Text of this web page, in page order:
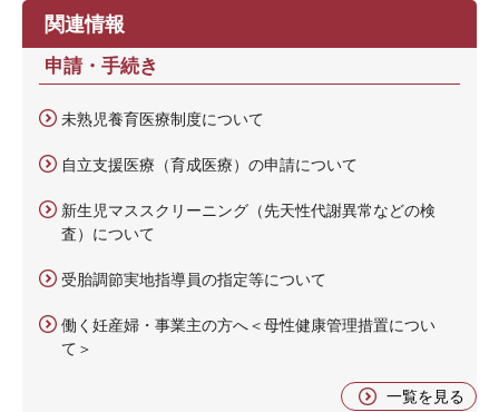
関連情報
申請・手続き
未熟児養育医療制度について
自立支援医療（育成医療）の申請について
新生児マススクリーニング（先天性代謝異常などの検
査）について
受胎調節実地指導員の指定等について
働く妊産婦・事業主の方へ＜母性健康管理措置につい
て＞
一覧を見る